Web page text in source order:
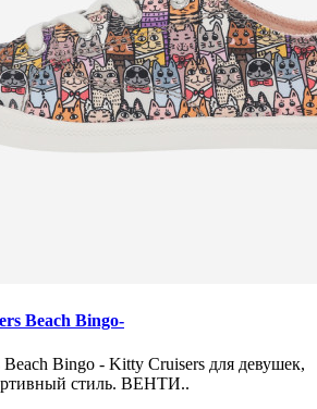
Beach Bingo-
Bingo - Kitty Cruisers для девушек,
стиль. ВЕНТИ..